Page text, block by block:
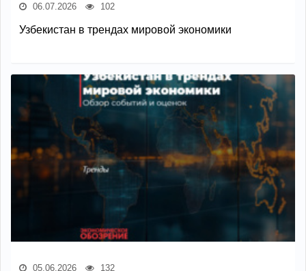
06.07.2026 102
Узбекистан в трендах мировой экономики
05.06.2026 132